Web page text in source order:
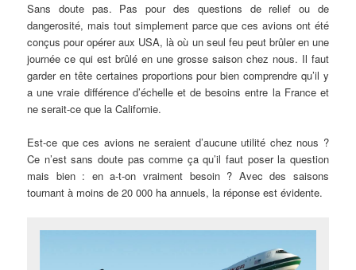
Sans doute pas. Pas pour des questions de relief ou de
dangerosité, mais tout simplement parce que ces avions ont été
conçus pour opérer aux USA, là où un seul feu peut brûler en une
journée ce qui est brûlé en une grosse saison chez nous. Il faut
garder en tête certaines proportions pour bien comprendre qu’il y
a une vraie différence d’échelle et de besoins entre la France et
ne serait-ce que la Californie.
Est-ce que ces avions ne seraient d’aucune utilité chez nous ?
Ce n’est sans doute pas comme ça qu’il faut poser la question
mais bien : en a-t-on vraiment besoin ? Avec des saisons
tournant à moins de 20 000 ha annuels, la réponse est évidente.